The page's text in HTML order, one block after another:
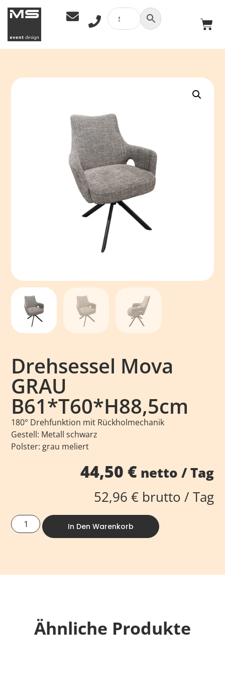
Drehsessel Mova
GRAU
B61*T60*H88,5cm
180° Drehfunktion mit Rückholmechanik
Gestell: Metall schwarz
Polster: grau meliert
44,50 €netto / Tag
52,96 €brutto / Tag
In Den Warenkorb
Ähnliche Produkte